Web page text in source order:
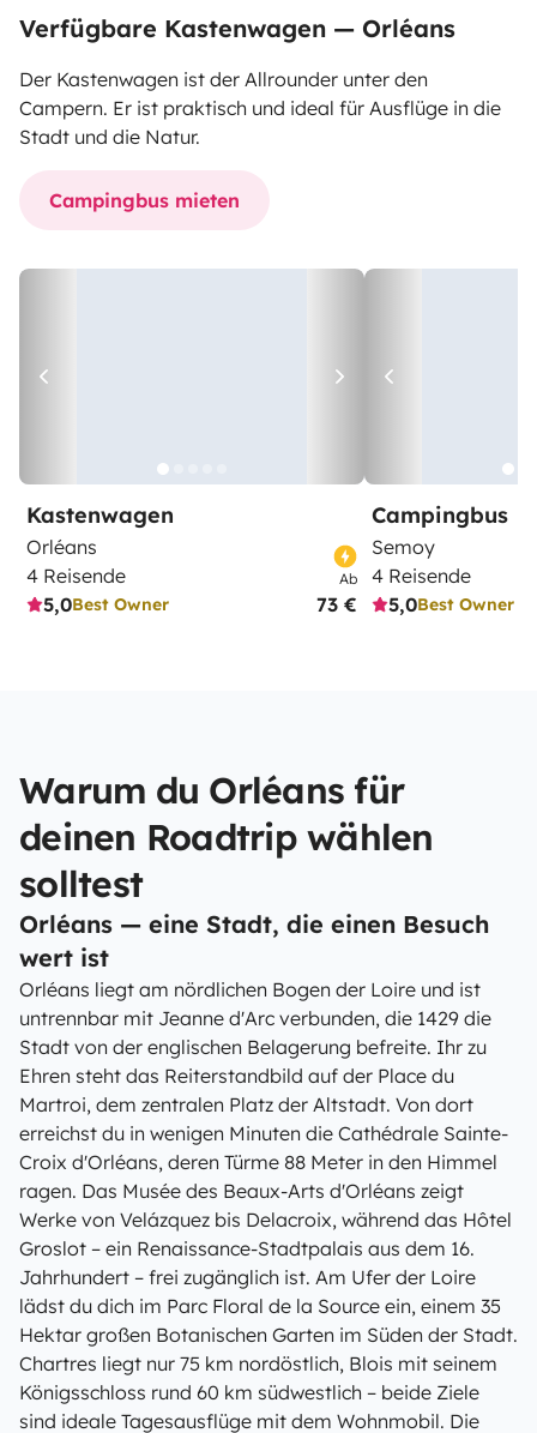
Verfügbare Kastenwagen — Orléans
Der Kastenwagen ist der Allrounder unter den
Campern. Er ist praktisch und ideal für Ausflüge in die
Stadt und die Natur.
Campingbus mieten
Kastenwagen
Orléans
4 Reisende
5,0Best Owner
Ab
73 €
Campingbus
Semoy
4 Reisende
5,0Best Owner
Warum du Orléans für
deinen Roadtrip wählen
solltest
Orléans — eine Stadt, die einen Besuch
wert ist
Orléans liegt am nördlichen Bogen der Loire und ist
untrennbar mit Jeanne d'Arc verbunden, die 1429 die
Stadt von der englischen Belagerung befreite. Ihr zu
Ehren steht das Reiterstandbild auf der Place du
Martroi, dem zentralen Platz der Altstadt. Von dort
erreichst du in wenigen Minuten die Cathédrale Sainte-
Croix d'Orléans, deren Türme 88 Meter in den Himmel
ragen. Das Musée des Beaux-Arts d'Orléans zeigt
Werke von Velázquez bis Delacroix, während das Hôtel
Groslot – ein Renaissance-Stadtpalais aus dem 16.
Jahrhundert – frei zugänglich ist. Am Ufer der Loire
lädst du dich im Parc Floral de la Source ein, einem 35
Hektar großen Botanischen Garten im Süden der Stadt.
Chartres liegt nur 75 km nordöstlich, Blois mit seinem
Königsschloss rund 60 km südwestlich – beide Ziele
sind ideale Tagesausflüge mit dem Wohnmobil. Die